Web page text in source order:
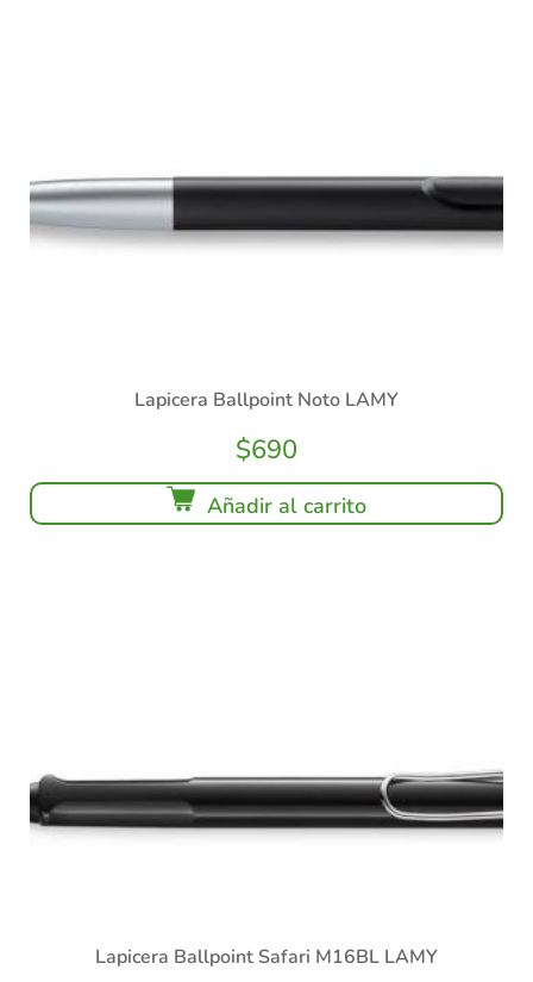
Lapicera Ballpoint Noto LAMY
$690
Añadir al carrito
Lapicera Ballpoint Safari M16BL LAMY